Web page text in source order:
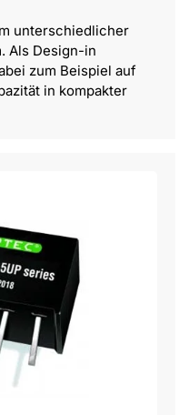
unterschiedlicher
Als Design-in
zum Beispiel auf
in kompakter